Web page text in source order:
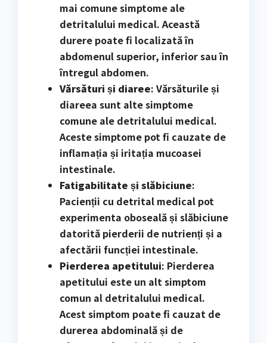
mai comune simptome ale
detritalului medical. Această
durere poate fi localizată în
abdomenul superior, inferior sau în
întregul abdomen.
Vărsături și diaree: Vărsăturile și
diareea sunt alte simptome
comune ale detritalului medical.
Aceste simptome pot fi cauzate de
inflamația și iritația mucoasei
intestinale.
Fatigabilitate și slăbiciune:
Pacienții cu detrital medical pot
experimenta oboseală și slăbiciune
datorită pierderii de nutrienți și a
afectării funcției intestinale.
Pierderea apetitului: Pierderea
apetitului este un alt simptom
comun al detritalului medical.
Acest simptom poate fi cauzat de
durerea abdominală și de